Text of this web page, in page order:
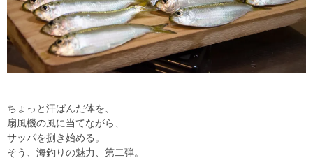
ちょっと汗ばんだ体を、
扇風機の風に当てながら、
サッパを捌き始める。
そう、海釣りの魅力、第二弾。